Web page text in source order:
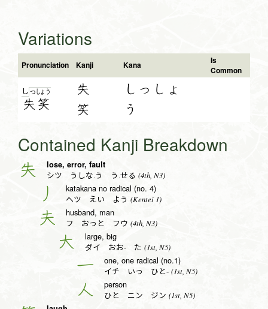
Variations
Pronunciation Kanji Kana
Is
Common
し っ
失
しょ う
笑
失
笑
しっしょ
う
Contained Kanji Breakdown
失 lose, error, fault
シツ うしな.う う.せる (4th, N3)
丿 katakana no radical (no. 4)
ヘツ えい よう (Kentei 1)
夫 husband, man
フ おっと フウ (4th, N3)
大 large, big
ダイ おお- た (1st, N5)
一 one, one radical (no.1)
イチ いっ ひと- (1st, N5)
人 person
ひと ニン ジン (1st, N5)